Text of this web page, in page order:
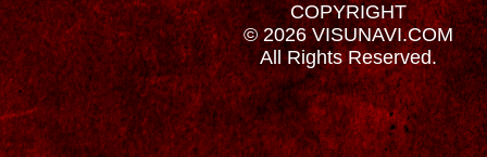
COPYRIGHT
© 2026 VISUNAVI.COM
All Rights Reserved.